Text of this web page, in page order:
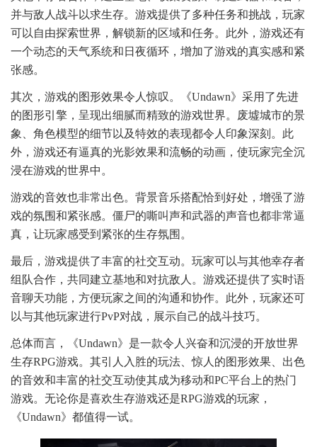
并与敌人战斗以求生存。游戏提供了多种任务和挑战，玩家
可以自由探索世界，解锁新的区域和任务。此外，游戏还有
一个动态的天气系统和日夜循环，增加了游戏的真实感和紧
张感。
其次，游戏的图形效果令人惊叹。《Undawn》采用了先进
的图形引擎，呈现出细腻而精致的游戏世界。废墟城市的景
象、角色模型的细节以及特效的表现都令人印象深刻。此
外，游戏还有逼真的光影效果和流畅的动画，使玩家完全沉
浸在游戏的世界中。
游戏的音效也非常出色。背景音乐搭配恰到好处，增强了游
戏的氛围和紧张感。僵尸的嘶叫声和武器的声音也都非常逼
真，让玩家感受到紧张的生存氛围。
最后，游戏提供了丰富的社交互动。玩家可以与其他幸存者
组队合作，共同建立基地和对抗敌人。游戏还提供了实时语
音聊天功能，方便玩家之间的沟通和协作。此外，玩家还可
以与其他玩家进行PvP对战，展示自己的战斗技巧。
总体而言，《Undawn》是一款令人兴奋和沉浸的开放世界
生存RPG游戏。其引人入胜的玩法、惊人的图形效果、出色
的音效和丰富的社交互动使其成为移动和PC平台上的热门
游戏。无论你是喜欢生存游戏还是RPG游戏的玩家，
《Undawn》都值得一试。